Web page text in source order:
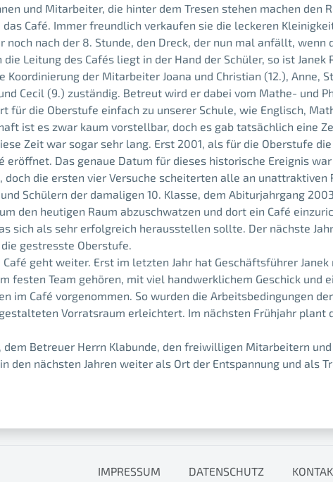
und Mitarbeiter, die hinter dem Tresen stehen machen den
Café. Immer freundlich verkaufen sie die leckeren
noch nach der 8. Stunde, den Dreck, der nun mal anfällt,
Leitung des Cafés liegt in der Hand der Schüler, so ist
Koordinierung der Mitarbeiter Joana und Christian (12.), Anne,
Cecil (9.) zuständig. Betreut wird er dabei vom Mathe- und
für die Oberstufe einfach zu unserer Schule, wie Englisch,
ist es zwar kaum vorstellbar, doch es gab tatsächlich eine
Zeit war sogar sehr lang. Erst 2001, als für die Oberstufe
eröffnet. Das genaue Datum für dieses historische Ereignis
doch die ersten vier Versuche scheiterten alle an unattraktiven
Schülern der damaligen 10. Klasse, dem Abiturjahrgang
den heutigen Raum abzuschwatzen und dort ein Café
sich als sehr erfolgreich herausstellen sollte. Der nächste
gestresste Oberstufe.
geht weiter. Erst im letzten Jahr hat Geschäftsführer
festen Team gehören, mit viel handwerklichem Geschick und
im Café vorgenommen. So wurden die Arbeitsbedingungen
Vorratsraum erleichtert. Im nächsten Frühjahr
dem Betreuer Herrn Klabunde, den freiwilligen Mitarbeitern
den nächsten Jahren weiter als Ort der Entspannung und als
IMPRESSUM DATENSCHUTZ